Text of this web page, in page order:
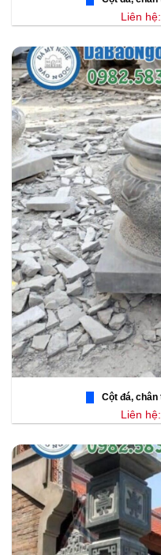
Liên
Cột đá, chân
Liên